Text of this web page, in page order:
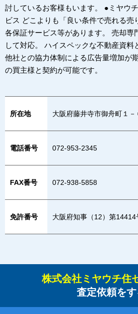
討しているお客様もいます。 ●ミヤウ
ビス どこよりも「良い条件で売れる売
各保証サービス等があります。 売却専
して対応。 ハイスペックな不動産資料
他社との協力体制による広告量増加が
の買主様と契約が可能です。
所在地 大阪府藤井寺市御舟町１－
電話番号 072-953-2345
FAX番号 072-938-5858
免許番号 大阪府知事（12）第14414
株式会社ミヤウチ住
査定依頼を